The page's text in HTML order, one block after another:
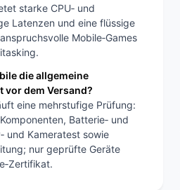
starke CPU‑ und
Latenzen und eine flüssige
Mobile‑Games
die allgemeine
dem Versand?
eine mehrstufige Prüfung:
Batterie‑ und
und Kameratest sowie
nur geprüfte Geräte